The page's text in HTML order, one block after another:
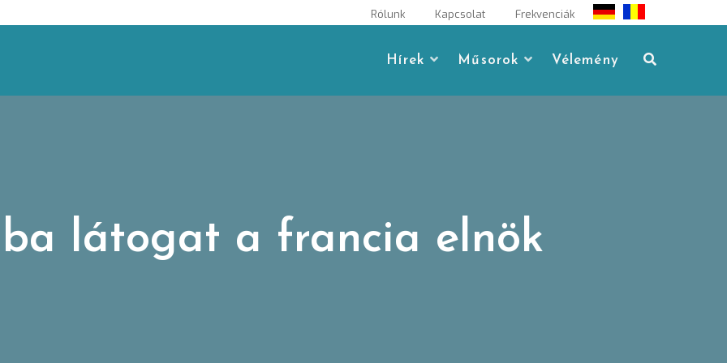
Rólunk Kapcsolat Frekvenciák
Hírek Műsorok Vélemény
látogat a francia elnök